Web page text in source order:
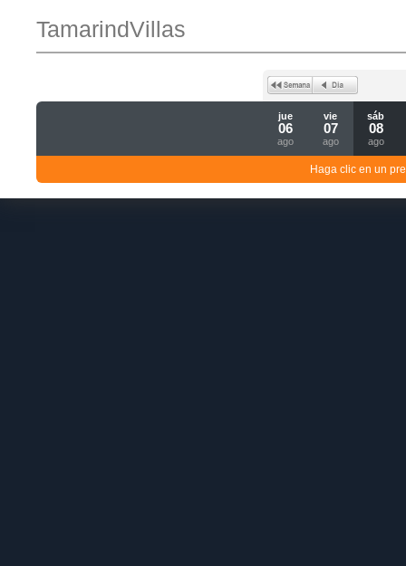
TamarindVillas
jue
06
ago
vie
07
ago
sáb
08
ago
Haga clic en un